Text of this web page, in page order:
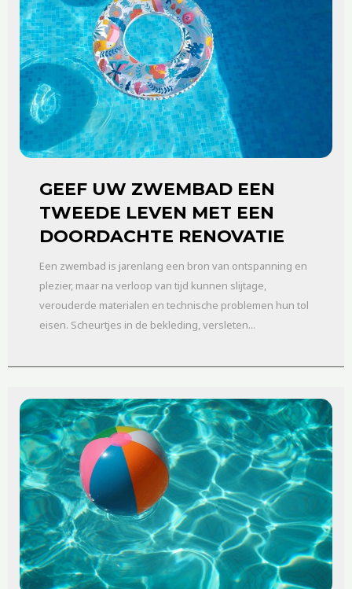
GEEF UW ZWEMBAD EEN
TWEEDE LEVEN MET EEN
DOORDACHTE RENOVATIE
Een zwembad is jarenlang een bron van ontspanning en
plezier, maar na verloop van tijd kunnen slijtage,
verouderde materialen en technische problemen hun tol
eisen. Scheurtjes in de bekleding, versleten...